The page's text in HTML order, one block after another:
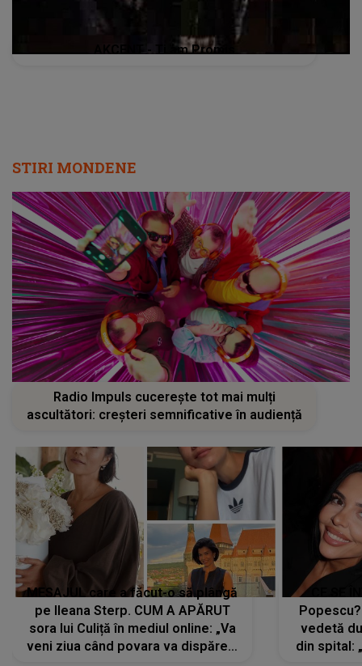
AKCENT - Ti am Promis
STIRI MONDENE
Radio Impuls cucerește tot mai mulți
ascultători: creșteri semnificative în audiență
MESAJUL care a făcut-o să plângă
pe Ileana Sterp. CUM A APĂRUT
sora lui Culiță în mediul online: „Va
veni ziua când povara va dispărea,
vedetă
din spital: